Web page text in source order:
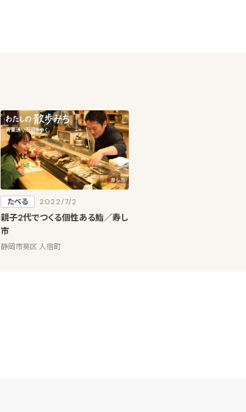
たべる 2022/7/2
親子2代でつくる個性ある鮨／寿し
市
静岡市葵区 人宿町